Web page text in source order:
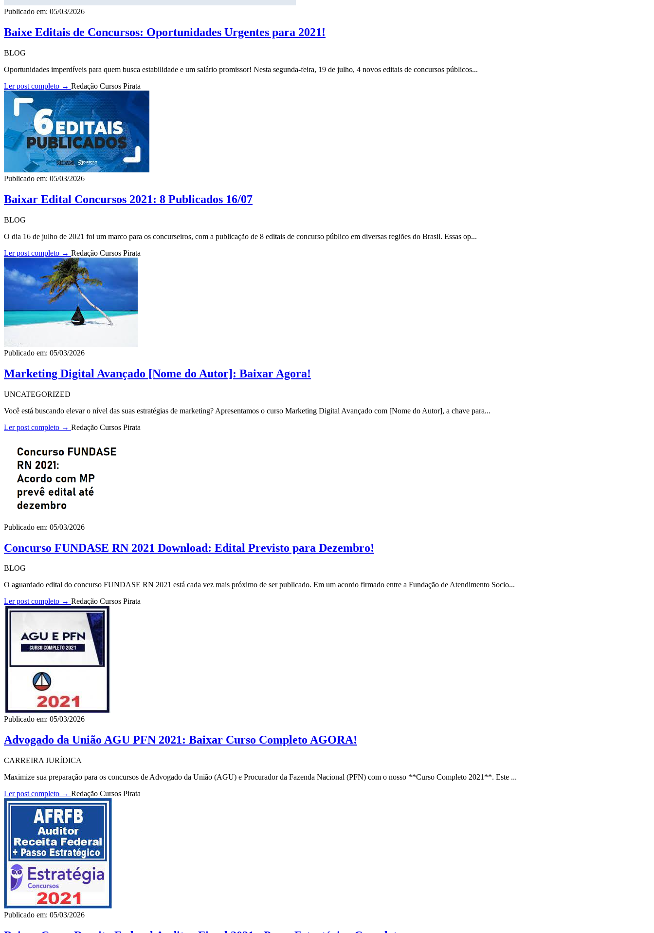
Publicado em: 05/03/2026
Baixe Editais de Concursos: Oportunidades Urgentes para 2021!
BLOG
Oportunidades imperdíveis para quem busca estabilidade e um salário promissor! Nesta segunda-feira, 19 de julho, 4 novos editais de concursos públicos...
Ler post completo → Redação Cursos Pirata
Publicado em: 05/03/2026
Baixar Edital Concursos 2021: 8 Publicados 16/07
BLOG
O dia 16 de julho de 2021 foi um marco para os concurseiros, com a publicação de 8 editais de concurso público em diversas regiões do Brasil. Essas op...
Ler post completo → Redação Cursos Pirata
Publicado em: 05/03/2026
Marketing Digital Avançado [Nome do Autor]: Baixar Agora!
UNCATEGORIZED
Você está buscando elevar o nível das suas estratégias de marketing? Apresentamos o curso Marketing Digital Avançado com [Nome do Autor], a chave para...
Ler post completo → Redação Cursos Pirata
Publicado em: 05/03/2026
Concurso FUNDASE RN 2021 Download: Edital Previsto para Dezembro!
BLOG
O aguardado edital do concurso FUNDASE RN 2021 está cada vez mais próximo de ser publicado. Em um acordo firmado entre a Fundação de Atendimento Socio...
Ler post completo → Redação Cursos Pirata
Publicado em: 05/03/2026
Advogado da União AGU PFN 2021: Baixar Curso Completo AGORA!
CARREIRA JURÍDICA
Maximize sua preparação para os concursos de Advogado da União (AGU) e Procurador da Fazenda Nacional (PFN) com o nosso **Curso Completo 2021**. Este ...
Ler post completo → Redação Cursos Pirata
Publicado em: 05/03/2026